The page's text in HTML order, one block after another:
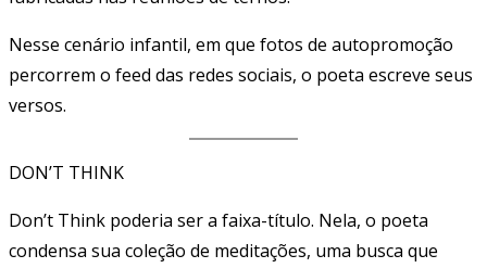
Nesse cenário infantil, em que fotos de autopromoção
percorrem o feed das redes sociais, o poeta escreve seus
versos.
DON’T THINK
Don’t Think poderia ser a faixa-título. Nela, o poeta
condensa sua coleção de meditações, uma busca que